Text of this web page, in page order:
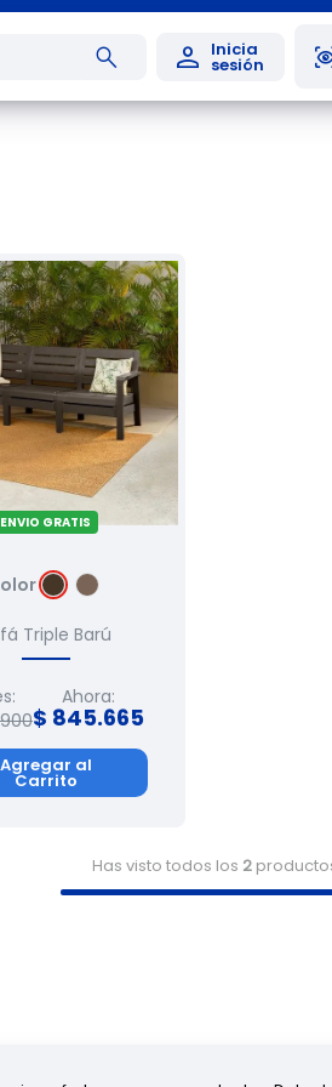
ENVIO GRATIS
Triple Barú
900
Ahora:
$ 845.665
Agregar al
Carrito
Has visto todos los 2